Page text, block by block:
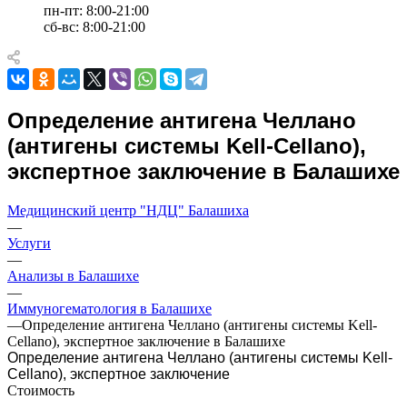
пн-пт: 8:00-21:00
сб-вс: 8:00-21:00
Определение антигена Челлано
(антигены системы Kell-Cellano),
экспертное заключение в Балашихе
Медицинский центр "НДЦ" Балашиха
—
Услуги
—
Анализы в Балашихе
—
Иммуногематология в Балашихе
—Определение антигена Челлано (антигены системы Kell-
Cellano), экспертное заключение в Балашихе
Определение антигена Челлано (антигены системы Kell-
Cellano), экспертное заключение
Стоимость